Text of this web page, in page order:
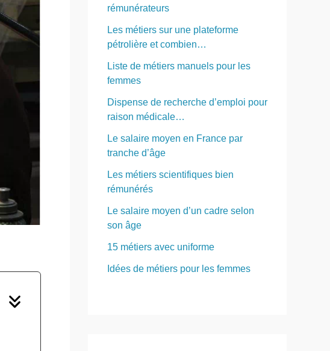
rémunérateurs
Les métiers sur une plateforme
pétrolière et combien…
Liste de métiers manuels pour les
femmes
Dispense de recherche d’emploi pour
raison médicale…
Le salaire moyen en France par
tranche d’âge
Les métiers scientifiques bien
rémunérés
Le salaire moyen d’un cadre selon
son âge
15 métiers avec uniforme
Idées de métiers pour les femmes